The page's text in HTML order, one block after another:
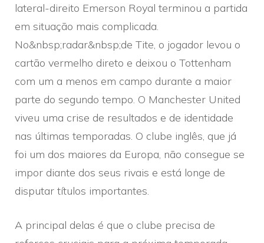
lateral-direito Emerson Royal terminou a partida
em situação mais complicada.
No&nbsp;radar&nbsp;de Tite, o jogador levou o
cartão vermelho direto e deixou o Tottenham
com um a menos em campo durante a maior
parte do segundo tempo. O Manchester United
viveu uma crise de resultados e de identidade
nas últimas temporadas. O clube inglês, que já
foi um dos maiores da Europa, não consegue se
impor diante dos seus rivais e está longe de
disputar títulos importantes.
A principal delas é que o clube precisa de